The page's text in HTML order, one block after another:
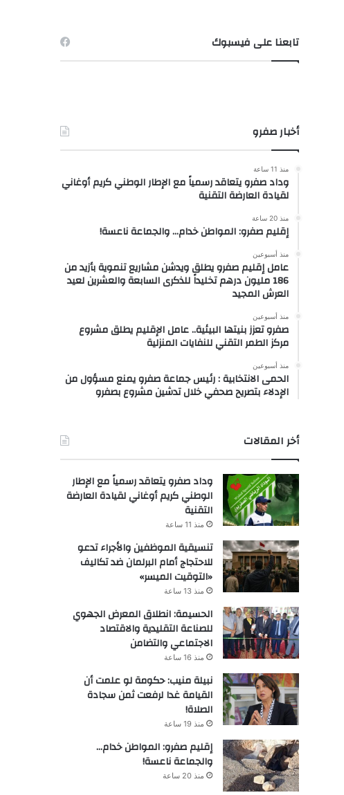
تابعنا على فيسبوك
أخبار صفرو
منذ 11 ساعة
وداد صفرو يتعاقد رسمياً مع الإطار الوطني كريم أوغاني
لقيادة العارضة التقنية
منذ 20 ساعة
إقليم صفرو: المواطن خدام… والجماعة ناعسة!
منذ أسبوعين
عامل إقليم صفرو يطلق ويدشن مشاريع تنموية بأزيد من
186 مليون درهم تخليداً للذكرى السابعة والعشرين لعيد
العرش المجيد
منذ أسبوعين
صفرو تعزز بنيتها البيئية.. عامل الإقليم يطلق مشروع
مركز الطمر التقني للنفايات المنزلية
منذ أسبوعين
الحمى الانتخابية : رئيس جماعة صفرو يمنع مسؤول من
الإدلاء بتصريح صحفي خلال تدشين مشروع بصفرو
أخر المقالات
وداد صفرو يتعاقد رسمياً مع الإطار
الوطني كريم أوغاني لقيادة العارضة
التقنية
منذ 11 ساعة
تنسيقية الموظفين والأجراء تدعو
للاحتجاج أمام البرلمان ضد تكاليف
«التوقيت الميسر»
منذ 13 ساعة
الحسيمة: انطلاق المعرض الجهوي
للصناعة التقليدية والاقتصاد
الاجتماعي والتضامن
منذ 16 ساعة
نبيلة منيب: حكومة لو علمت أن
القيامة غدا لرفعت ثمن سجادة
الصلاة!
منذ 19 ساعة
إقليم صفرو: المواطن خدام…
والجماعة ناعسة!
منذ 20 ساعة